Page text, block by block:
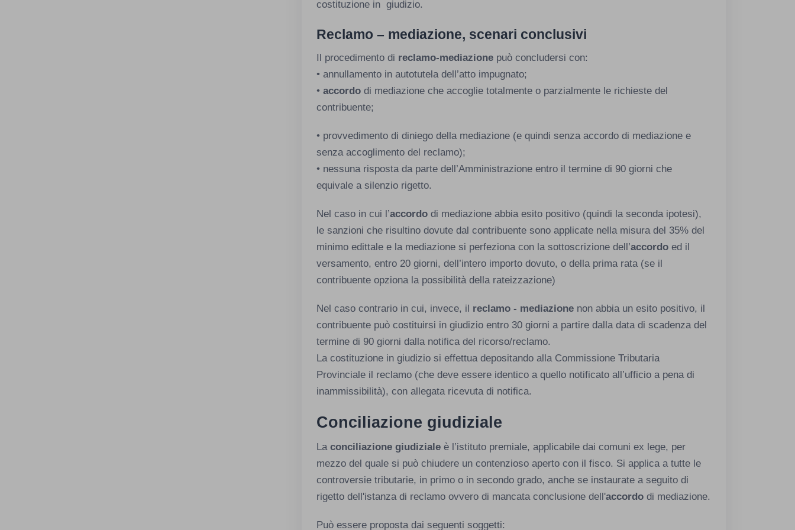
costituzione in giudizio.
Reclamo – mediazione, scenari conclusivi
Il procedimento di reclamo-mediazione può concludersi con:
• annullamento in autotutela dell’atto impugnato;
•accordodi mediazione che accoglie totalmente o parzialmente le richieste del
contribuente;
• provvedimento di diniego della mediazione (e quindi senza accordo di mediazione e
senza accoglimento del reclamo);
• nessuna risposta da parte dell’Amministrazione entro il termine di 90 giorni che
equivale a silenzio rigetto.
Nel caso in cui l’accordo di mediazione abbia esito positivo (quindi la seconda ipotesi),
le sanzioni che risultino dovute dal contribuente sono applicate nella misura del 35% del
minimo edittale e la mediazione si perfeziona con la sottoscrizione dell’accordo ed il
versamento, entro 20 giorni, dell’intero importo dovuto, o della prima rata (se il
contribuente opziona la possibilità della rateizzazione)
Nel caso contrario in cui, invece, il reclamo - mediazione non abbia un esito positivo, il
contribuente può costituirsi in giudizio entro 30 giorni a partire dalla data di scadenza del
termine di 90 giorni dalla notifica del ricorso/reclamo.
La costituzione in giudizio si effettua depositando alla Commissione Tributaria
Provinciale il reclamo (che deve essere identico a quello notificato all’ufficio a pena di
inammissibilità), con allegata ricevuta di notifica.
Conciliazione giudiziale
Laconciliazione giudiziale è l’istituto premiale, applicabile dai comuni ex lege, per
mezzo del quale si può chiudere un contenzioso aperto con il fisco. Si applica a tutte le
controversie tributarie, in primo o in secondo grado, anche se instaurate a seguito di
rigetto dell'istanza di reclamo ovvero di mancata conclusione dell'accordodi mediazione.
Può essere proposta dai seguenti soggetti: